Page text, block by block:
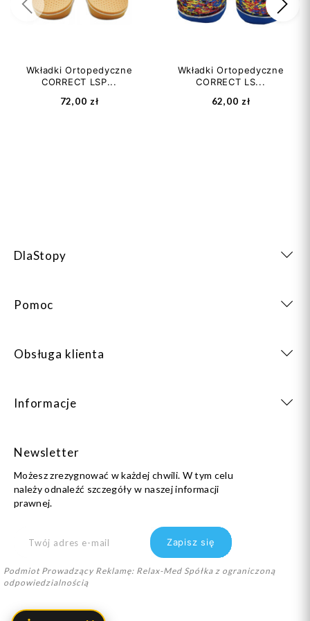
Wkładki Ortopedyczne
CORRECT LSP...
72,00 zł
Wkładki Ortopedyczne
CORRECT LS...
62,00 zł
Poprzedni
DlaStopy
Pomoc
Obsługa klienta
Informacje
Newsletter
Możesz zrezygnować w każdej chwili. W tym celu
należy odnaleźć szczegóły w naszej informacji
prawnej.
Podmiot Prowadzący Reklamę: Relax-Med Spółka z ograniczoną
odpowiedzialnością